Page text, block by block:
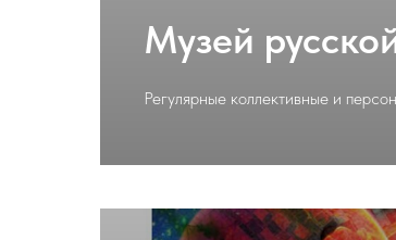
Музей
Регулярные коллективные и